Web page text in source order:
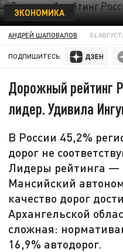
ЭКОНОМИКА
АНДРЕЙ ШАПОВАЛОВ 04
ПОДПИШИТЕСЬ:
Дорожный рейтинг
лидер. Удивила
В России 45,2%
дорог не
Лидеры рейтинга —
Мансийский
качество дорог
Архангельской
сложная:
16,9% автодорог.